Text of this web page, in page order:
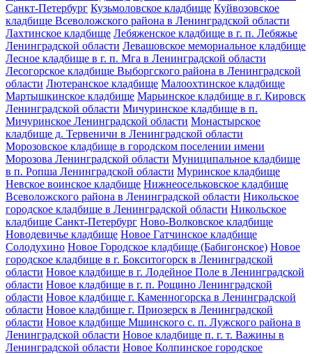
Санкт-Петербург Кузьмоловское кладбище Куйвозовское
кладбище Всеволожского района в Ленинградской области
Лахтинское кладбище Лебяженское кладбище в г. п. Лебяжье
Ленинградской области Левашовское мемориальное кладбище
Лесное кладбище в г. п. Мга в Ленинградской области
Лесогорское кладбище Выборгского района в Ленинградской
области Лютеранское кладбище Малоохтинское кладбище
Мартышкинское кладбище Марьинское кладбище в г. Кировск
Ленинградской области Мичуринское кладбище в п.
Мичуринское Ленинградской области Монастырское
кладбище д. Тервеничи в Ленинградской области
Морозовское кладбище в городском поселении имени
Морозова Ленинградской области Муниципальное кладбище
в п. Ропша Ленинградской области Муринское кладбище
Невское воинское кладбище Нижнеосельковское кладбище
Всеволожского района в Ленинградской области Никольское
городское кладбище в Ленинградской области Никольское
кладбище Санкт-Петербург Ново-Волковское кладбище
Новодевичье кладбище Новое Гатчинское кладбище
Солодухино Новое Городское кладбище (Бабигонское) Новое
городское кладбище в г. Бокситогорск в Ленинградской
области Новое кладбище в г. Лодейное Поле в Ленинградской
области Новое кладбище в г. п. Рощино Ленинградской
области Новое кладбище г. Каменногорска в Ленинградской
области Новое кладбище г. Приозерск в Ленинградской
области Новое кладбище Мшинского с. п. Лужского района в
Ленинградской области Новое кладбище п. г. т. Важины в
Ленинградской области Новое Колпинское городское